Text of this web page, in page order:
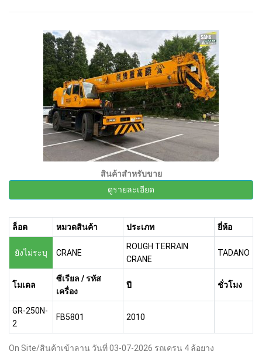
สินค้าสำหรับขาย
ดูรายละเอียด
ล็อต หมวดสินค้า ประเภท ยี่ห้อ
ยังไม่ระบุ CRANE
ROUGH TERRAIN
CRANE
TADANO
โมเดล
ซีเรียล / รหัส
เครื่อง
ปี ชั่วโมง
GR-250N-
2
FB5801 2010
On Site/สินค้าเข้าลาน วันที่ 03-07-2026 รถเครน 4 ล้อยาง